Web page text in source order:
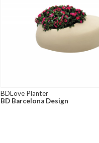
BDLove Planter
BD Barcelona Design